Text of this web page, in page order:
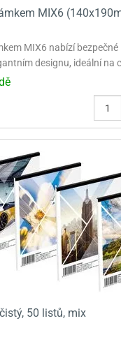
MIX6
MIX6 nabízí
designu, ideální na
50 listů, mix